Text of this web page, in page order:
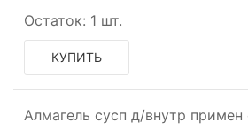
Остаток: 1 шт.
КУПИТЬ
Алмагель сусп д/внутр примен